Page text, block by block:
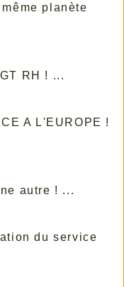
planète
RH ! ...
A L'EUROPE !
autre ! ...
du service